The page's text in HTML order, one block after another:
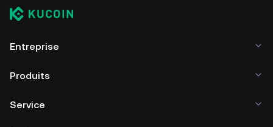
Entreprise
Produits
Service